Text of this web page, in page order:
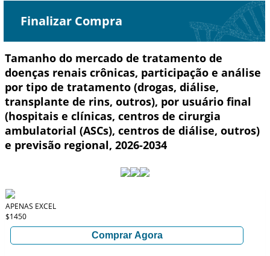
Finalizar Compra
Tamanho do mercado de tratamento de
doenças renais crônicas, participação e análise
por tipo de tratamento (drogas, diálise,
transplante de rins, outros), por usuário final
(hospitais e clínicas, centros de cirurgia
ambulatorial (ASCs), centros de diálise, outros)
e previsão regional, 2026-2034
APENAS EXCEL
$1450
Comprar Agora